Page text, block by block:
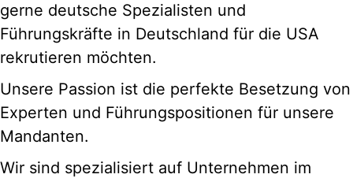
gerne deutsche Spezialisten und
Führungskräfte in Deutschland für die USA
rekrutieren möchten.
Unsere Passion ist die perfekte Besetzung von
Experten und Führungspositionen für unsere
Mandanten.
Wir sind spezialisiert auf Unternehmen im